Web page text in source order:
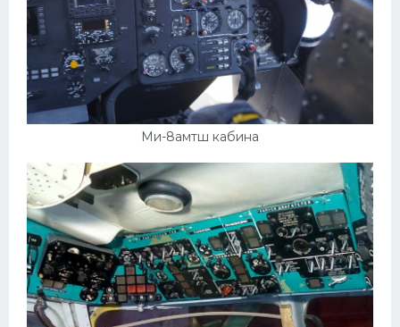
Ми-8амтш кабина